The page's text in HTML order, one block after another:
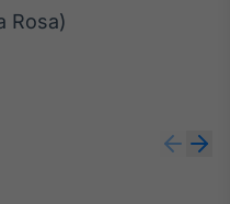
Rosa)